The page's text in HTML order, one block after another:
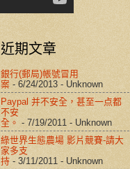
近期文章
銀行(郵局)帳號冒用
案 - 6/24/2013 - Unknown
Paypal 并不安全，甚至一点都
不安
全。 - 7/19/2011 - Unknown
綠世界生態農場 影片競賽-請大
家多支
持 - 3/11/2011 - Unknown